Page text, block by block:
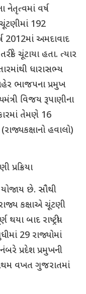
નેતૃત્વમાં વર્ષ
192
અમદાવાદ
ચૂંટાયા હતા. ત્યાર
ધારાસભ્ય
ભાજપના પ્રમુખ
વિજય રૂપાણીના
તેમણે 16
હવાલો)
છે. સૌથી
કક્ષાએ ચૂંટણી
બાદ રાષ્ટ્રીય
29 રાજ્યોમાં
પ્રદેશ પ્રમુખની
વખત ગુજરાતમાં